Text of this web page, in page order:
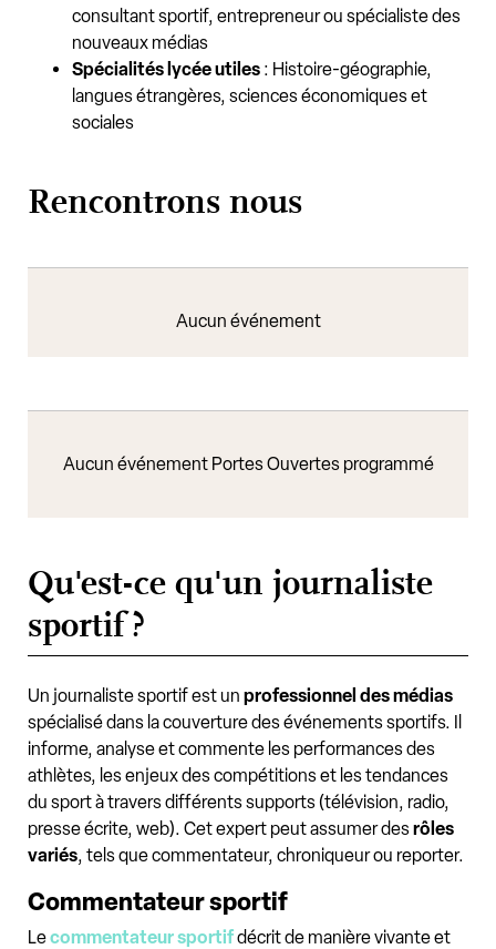
consultant sportif, entrepreneur ou spécialiste des
nouveaux médias
Spécialités lycée utiles : Histoire-géographie,
langues étrangères, sciences économiques et
sociales
Rencontrons nous
Aucun événement
Aucun événement Portes Ouvertes programmé
Qu'est-ce qu'un journaliste
sportif ?
Un journaliste sportif est un professionnel des médias
spécialisé dans la couverture des événements sportifs. Il
informe, analyse et commente les performances des
athlètes, les enjeux des compétitions et les tendances
du sport à travers différents supports (télévision, radio,
presse écrite, web). Cet expert peut assumer desrôles
variés, tels que commentateur, chroniqueur ou reporter.
Commentateur sportif
Lecommentateur sportifdécrit de manière vivante et